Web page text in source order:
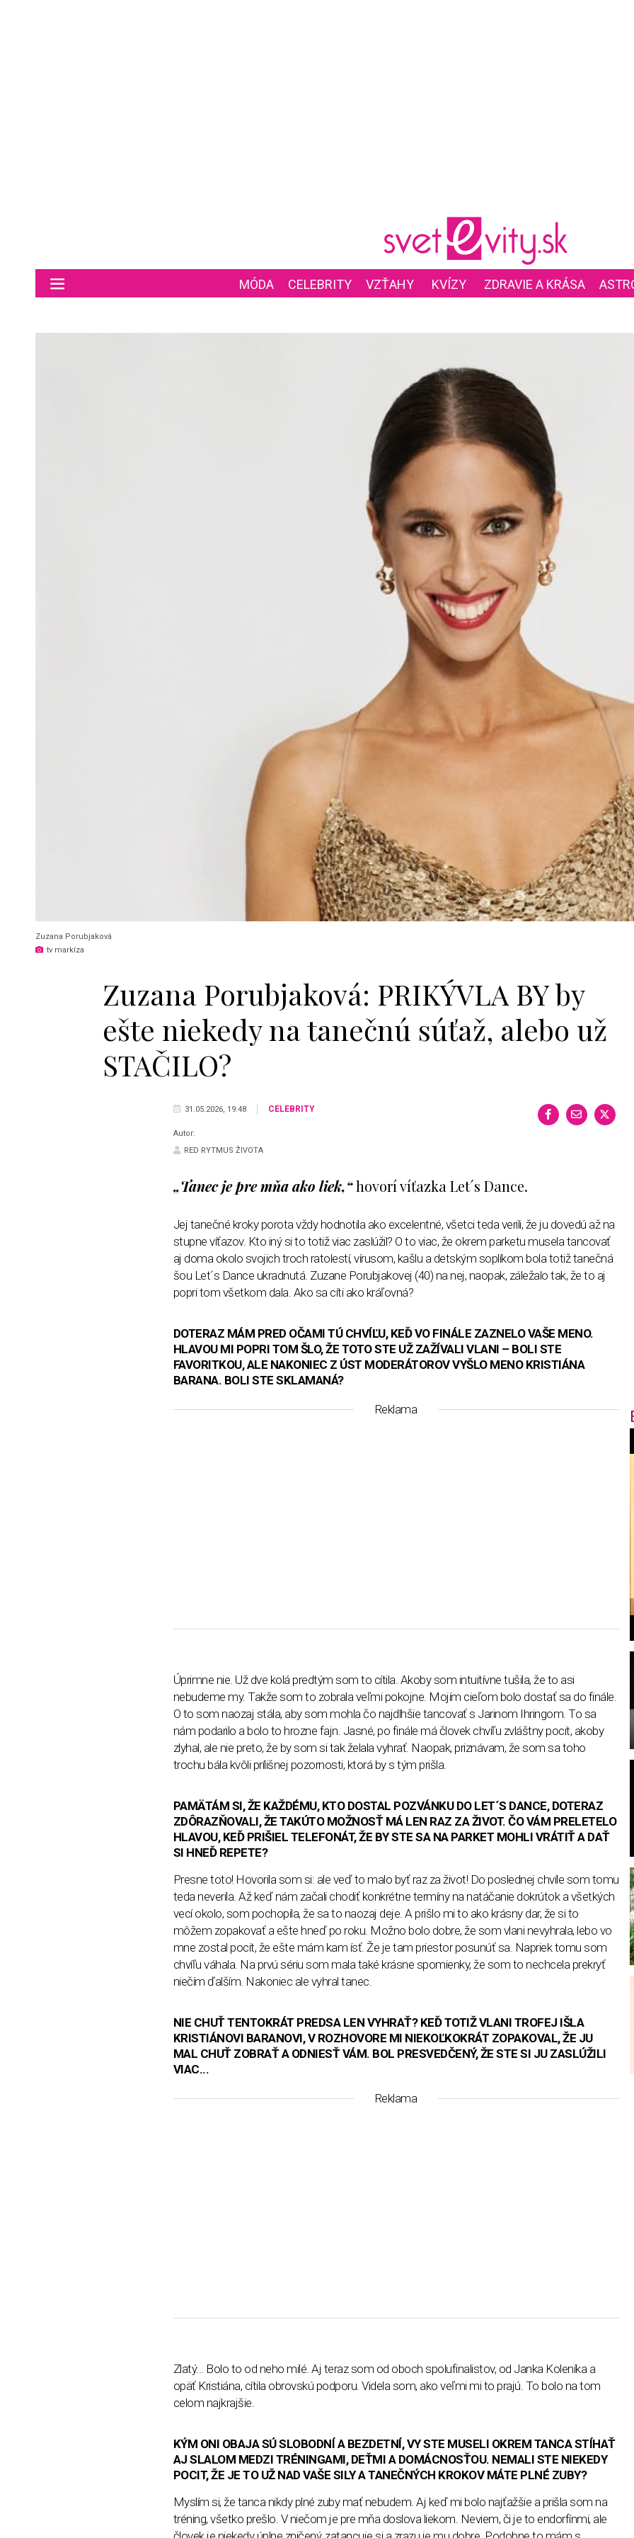
MÓDA CELEBRITY VZŤAHY KVÍZY ZDRAVIE A KRÁSA
Zuzana Porubjaková
tv markíza
Zuzana Porubjaková: PRIKÝVLA BY by
ešte niekedy na tanečnú súťaž, alebo už
STAČILO?
31.05.2026, 19:48 CELEBRITY
Autor:
RED RYTMUS ŽIVOTA
„Tanec je pre mňa ako liek,“hovorí víťazka Let´s Dance.
Jej tanečné kroky porota vždy hodnotila ako excelentné, všetci teda verili, že ju dovedú až na
stupne víťazov. Kto iný si to totiž viac zaslúžil? O to viac, že okrem parketu musela tancovať
aj doma okolo svojich troch ratolestí, vírusom, kašlu a detským soplíkom bola totiž tanečná
šou Let´s Dance ukradnutá. Zuzane Porubjakovej (40) na nej, naopak, záležalo tak, že to aj
popri tom všetkom dala. Ako sa cíti ako kráľovná?
DOTERAZ MÁM PRED OČAMI TÚ CHVÍĽU, KEĎ VO FINÁLE ZAZNELO VAŠE MENO.
HLAVOU MI POPRI TOM ŠLO, ŽE TOTO STE UŽ ZAŽÍVALI VLANI – BOLI STE
FAVORITKOU, ALE NAKONIEC Z ÚST MODERÁTOROV VYŠLO MENO KRISTIÁNA
BARANA. BOLI STE SKLAMANÁ?
Reklama
Úprimne nie. Už dve kolá predtým som to cítila. Akoby som intuitívne tušila, že to asi
nebudeme my. Takže som to zobrala veľmi pokojne. Mojím cieľom bolo dostať sa do finále.
O to som naozaj stála, aby som mohla čo najdlhšie tancovať s Jarinom Ihringom. To sa
nám podarilo a bolo to hrozne fajn. Jasné, po finále má človek chvíľu zvláštny pocit, akoby
zlyhal, ale nie preto, že by som si tak želala vyhrať. Naopak, priznávam, že som sa toho
trochu bála kvôli prílišnej pozornosti, ktorá by s tým prišla.
PAMÄTÁM SI, ŽE KAŽDÉMU, KTO DOSTAL POZVÁNKU DO LET´S DANCE, DOTERAZ
ZDÔRAZŇOVALI, ŽE TAKÚTO MOŽNOSŤ MÁ LEN RAZ ZA ŽIVOT. ČO VÁM PRELETELO
HLAVOU, KEĎ PRIŠIEL TELEFONÁT, ŽE BY STE SA NA PARKET MOHLI VRÁTIŤ A DAŤ
SI HNEĎ REPETE?
Presne toto! Hovorila som si: ale veď to malo byť raz za život! Do poslednej chvíle som tomu
teda neverila. Až keď nám začali chodiť konkrétne termíny na natáčanie dokrútok a všetkých
vecí okolo, som pochopila, že sa to naozaj deje. A prišlo mi to ako krásny dar, že si to
môžem zopakovať a ešte hneď po roku. Možno bolo dobre, že som vlani nevyhrala, lebo vo
mne zostal pocit, že ešte mám kam ísť. Že je tam priestor posunúť sa. Napriek tomu som
chvíľu váhala. Na prvú sériu som mala také krásne spomienky, že som to nechcela prekryť
niečím ďalším. Nakoniec ale vyhral tanec.
NIE CHUŤ TENTOKRÁT PREDSA LEN VYHRAŤ? KEĎ TOTIŽ VLANI TROFEJ IŠLA
KRISTIÁNOVI BARANOVI, V ROZHOVORE MI NIEKOĽKOKRÁT ZOPAKOVAL, ŽE JU
MAL CHUŤ ZOBRAŤ A ODNIESŤ VÁM. BOL PRESVEDČENÝ, ŽE STE SI JU ZASLÚŽILI
VIAC...
Reklama
Zlatý... Bolo to od neho milé. Aj teraz som od oboch spolufinalistov, od Janka Koleníka a
opäť Kristiána, cítila obrovskú podporu. Videla som, ako veľmi mi to prajú. To bolo na tom
celom najkrajšie.
KÝM ONI OBAJA SÚ SLOBODNÍ A BEZDETNÍ, VY STE MUSELI OKREM TANCA STÍHAŤ
AJ SLALOM MEDZI TRÉNINGAMI, DEŤMI A DOMÁCNOSŤOU. NEMALI STE NIEKEDY
POCIT, ŽE JE TO UŽ NAD VAŠE SILY A TANEČNÝCH KROKOV MÁTE PLNÉ ZUBY?
Myslím si, že tanca nikdy plné zuby mať nebudem. Aj keď mi bolo najťažšie a prišla som na
tréning, všetko prešlo. V niečom je pre mňa doslova liekom. Neviem, či je to endorfínmi, ale
f
u
s